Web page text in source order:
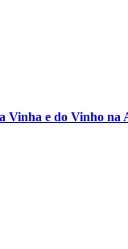
Vinha e do Vinho na